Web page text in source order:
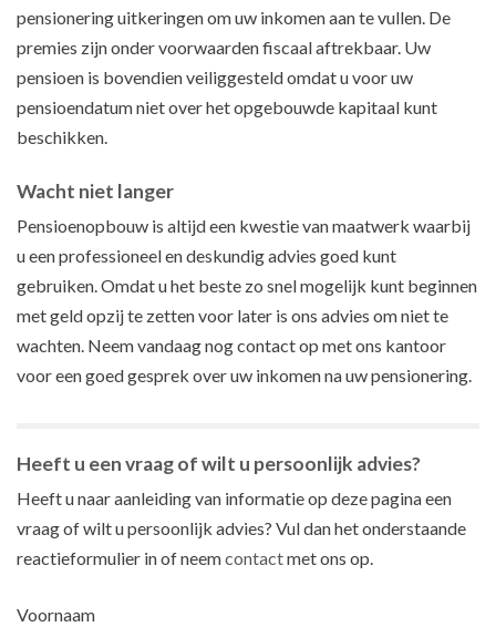
pensionering uitkeringen om uw inkomen aan te vullen. De
premies zijn onder voorwaarden fiscaal aftrekbaar. Uw
pensioen is bovendien veiliggesteld omdat u voor uw
pensioendatum niet over het opgebouwde kapitaal kunt
beschikken.
Wacht niet langer
Pensioenopbouw is altijd een kwestie van maatwerk waarbij
u een professioneel en deskundig advies goed kunt
gebruiken. Omdat u het beste zo snel mogelijk kunt beginnen
met geld opzij te zetten voor later is ons advies om niet te
wachten. Neem vandaag nog contact op met ons kantoor
voor een goed gesprek over uw inkomen na uw pensionering.
Heeft u een vraag of wilt u persoonlijk advies?
Heeft u naar aanleiding van informatie op deze pagina een
vraag of wilt u persoonlijk advies? Vul dan het onderstaande
reactieformulier in of neemcontactmet ons op.
Voornaam